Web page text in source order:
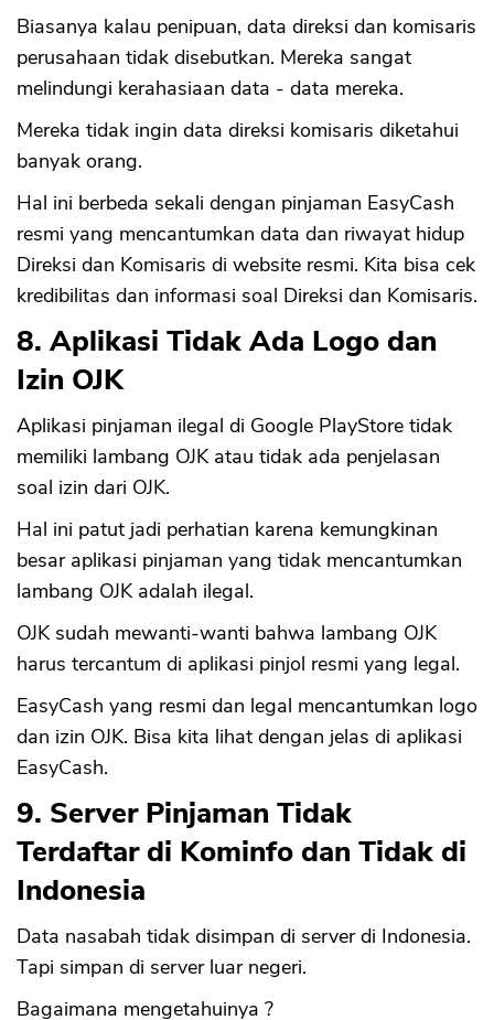
Biasanya kalau penipuan, data direksi dan komisaris
perusahaan tidak disebutkan. Mereka sangat
melindungi kerahasiaan data - data mereka.
Mereka tidak ingin data direksi komisaris diketahui
banyak orang.
Hal ini berbeda sekali dengan pinjaman EasyCash
resmi yang mencantumkan data dan riwayat hidup
Direksi dan Komisaris di website resmi. Kita bisa cek
kredibilitas dan informasi soal Direksi dan Komisaris.
8. Aplikasi Tidak Ada Logo dan
Izin OJK
Aplikasi pinjaman ilegal di Google PlayStore tidak
memiliki lambang OJK atau tidak ada penjelasan
soal izin dari OJK.
Hal ini patut jadi perhatian karena kemungkinan
besar aplikasi pinjaman yang tidak mencantumkan
lambang OJK adalah ilegal.
OJK sudah mewanti-wanti bahwa lambang OJK
harus tercantum di aplikasi pinjol resmi yang legal.
EasyCash yang resmi dan legal mencantumkan logo
dan izin OJK. Bisa kita lihat dengan jelas di aplikasi
EasyCash.
9. Server Pinjaman Tidak
Terdaftar di Kominfo dan Tidak di
Indonesia
Data nasabah tidak disimpan di server di Indonesia.
Tapi simpan di server luar negeri.
Bagaimana mengetahuinya ?